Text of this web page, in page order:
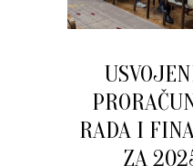
RADA I
ZA